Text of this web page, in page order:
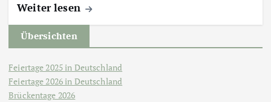
Weiter lesen
Übersichten
Feiertage 2025 in Deutschland
Feiertage 2026 in Deutschland
Brückentage 2026